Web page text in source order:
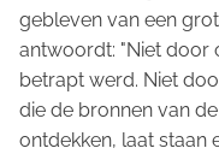
gebleven van een
antwoordt: "Niet door
betrapt werd. Niet
die de bronnen van
ontdekken, laat staan